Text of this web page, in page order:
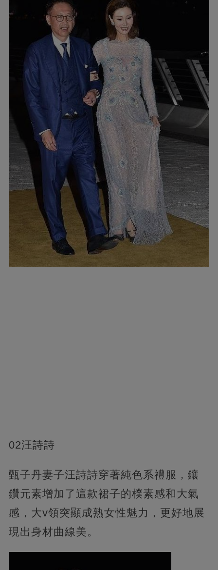
02汪詩詩
甄子丹妻子汪詩詩穿著純色系禮服，鑲
鑽元素增加了這款裙子的樸素感和大氣
感，大v領突顯成熟女性魅力，更好地展
現出身材曲線美。